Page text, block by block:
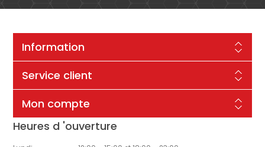
Information
Service client
Mon compte
Heures d 'ouverture